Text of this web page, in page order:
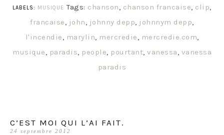
LABELS:
MUSIQUE Tags: chanson, chanson francaise, clip,
francaise, john, johnny depp, johnnym depp,
l'incendie, marylin, mercredie, mercredie.com,
musique, paradis, people, pourtant, vanessa, vanessa
paradis
C’EST MOI QUI L’AI FAIT.
24 septembre 2012